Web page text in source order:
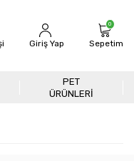
Giriş Yap
0
Sepetim
PET
ÜRÜNLERİ